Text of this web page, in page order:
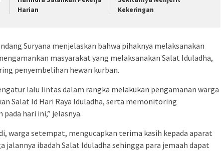
Harian
Kekeringan
Suryana menjelaskan bahwa pihaknya melaksanakan
masyarakat yang melaksanakan Salat Iduladha,
penyembelihan hewan kurban.
lalu lintas dalam rangka melakukan pengamanan warga
Salat Id Hari Raya Iduladha, serta memonitoring
hari ini,” jelasnya.
warga setempat, mengucapkan terima kasih kepada aparat
jalannya ibadah Salat Iduladha sehingga para jemaah dapat